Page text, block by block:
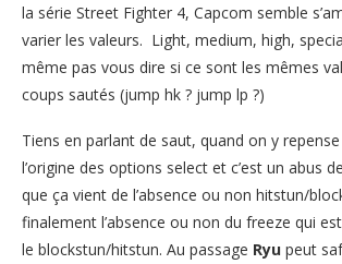
la série Street Fighter 4, Capcom semble
varier les valeurs. Light, medium, high,
même pas vous dire si ce sont les mêmes
coups sautés (jump hk ? jump lp ?)
Tiens en parlant de saut, quand on y
l’origine des options select et c’est un abus
que ça vient de l’absence ou non hitstun/
finalement l’absence ou non du freeze qui
le blockstun/hitstun. Au passage Ryu peut